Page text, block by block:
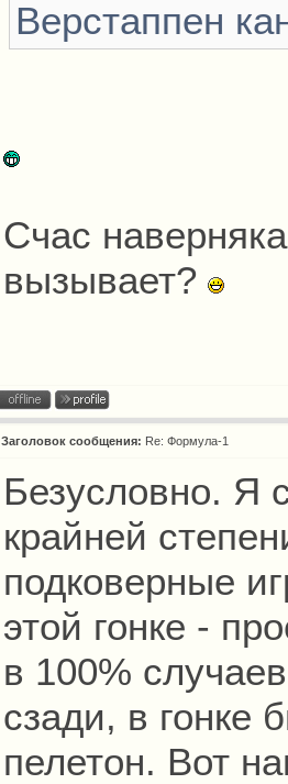
Верстаппен
Счас
вызывает?
Заголовок сообщения: Re: Формула-1
Безусловно. Я
крайней
подковерные
этой гонке -
в 100%
сзади, в гонке
пелетон. Вот